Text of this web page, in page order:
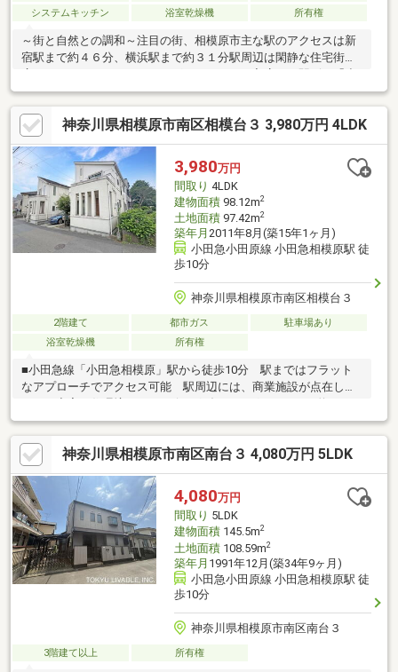
システムキッチン
浴室乾燥機 所有権
～街と自然との調和～注目の街、相模原市主な駅のアクセスは新
宿駅まで約４６分、横浜駅まで約３１分駅周辺は閑静な住宅街が
田急マルシェ東林間」「東急ストア」を始めとする複数のスーパ
ー、総合病院「東芝林間病院 」などが駅近隣に立地、生活利便
施設が揃います。毎年８月に東林間駅前大通りで開催される阿波
踊りのイベント「東林間サマーわぁ！ニバル」は、市内外から多
くの来場者が訪れ賑わいます。街と緑が調和したこの街で、あた
らしい生活をスタートしてみませんか。
神奈川県相模原市南区相模台３ 3,980万円 4LDK
3,980万円
間取り 4LDK
建物面積98.12m2
土地面積97.42m2
築年月 2011年8月(築15年1ヶ月)
小田急小田原線 小田急相模原駅 徒
歩10分
神奈川県相模原市南区相模台３
2階建て 都市ガス
駐車場あり
浴室乾燥機
所有権
■小田急線「小田急相模原」駅から徒歩10分 駅まではフラット
なアプローチでアクセス可能 駅周辺には、商業施設が点在して
帖・南東に面したリビングダイニングは、 陽当たり、風通しの
良いお部屋です・キッチンには床下収納、パントリー収納を設置
■洋室7.5帖・最高天井高約3.8mの勾配天井による設計・南東、南
西、北西に採光部がありますので、 陽当たり、風通しも良好で
す
神奈川県相模原市南区南台３ 4,080万円 5LDK
4,080万円
間取り 5LDK
建物面積145.5m2
土地面積108.59m2
築年月 1991年12月(築34年9ヶ月)
小田急小田原線 小田急相模原駅 徒
歩10分
神奈川県相模原市南区南台３
3階建て以上 所有権